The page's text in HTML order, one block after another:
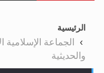
الرئيسية
الجماعة الإسلامية
والحديثية